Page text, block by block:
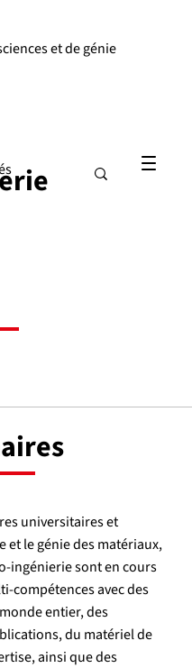
et de génie
universitaires et
et le génie des matériaux,
ingénierie sont en cours
compétences avec des
entier, des
du matériel de
ainsi que des